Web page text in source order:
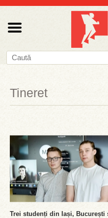
Tineret
Trei studenți din Iași, București